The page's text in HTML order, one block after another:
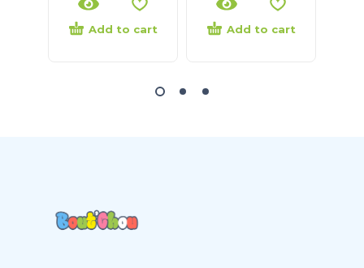
Add to cart Add to cart